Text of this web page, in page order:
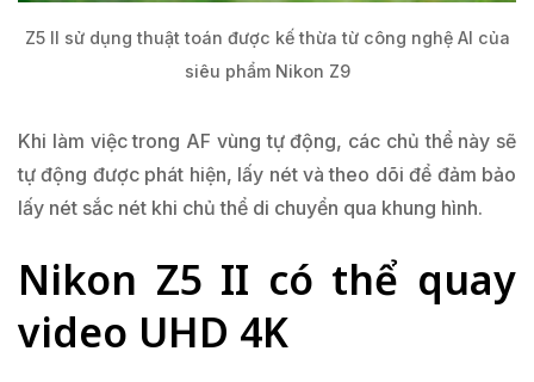
Z5 II sử dụng thuật toán được kế thừa từ công nghệ AI của
siêu phẩm Nikon Z9
Khi làm việc trong AF vùng tự động, các chủ thể này sẽ
tự động được phát hiện, lấy nét và theo dõi để đảm bảo
lấy nét sắc nét khi chủ thể di chuyển qua khung hình.
Nikon Z5 II có thể quay
video UHD 4K